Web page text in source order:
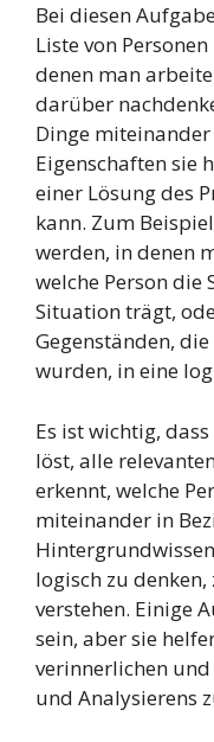
Bei diesen
Liste von
denen man
darüber
Dinge miteinander
Eigenschaften sie
einer Lösung des
kann. Zum
werden, in denen
welche Person
Situation trägt,
Gegenständen,
wurden, in eine
Es ist wichtig,
löst, alle
erkennt, welche
miteinander in
logisch zu
verstehen. Einige
sein, aber sie
verinnerlichen und
und Analysierens